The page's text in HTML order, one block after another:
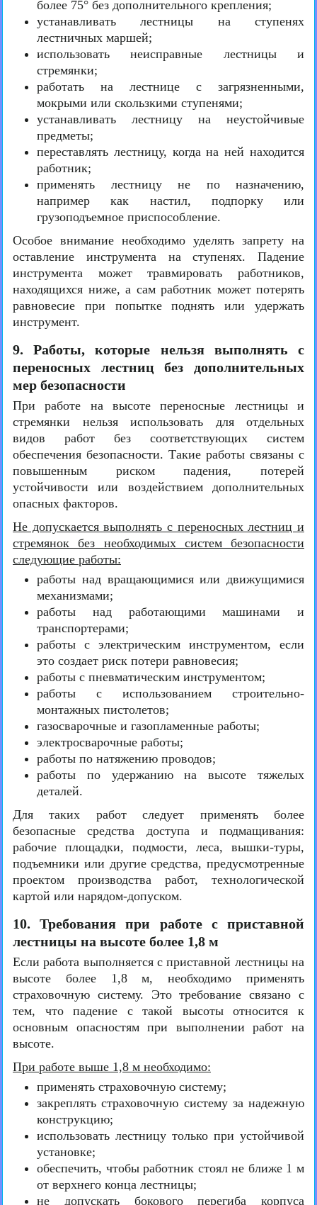
более 75° без дополнительного крепления;
устанавливать лестницы на ступенях
лестничных маршей;
использовать неисправные лестницы и
стремянки;
работать на лестнице с загрязненными,
мокрыми или скользкими ступенями;
устанавливать лестницу на неустойчивые
предметы;
переставлять лестницу, когда на ней находится
работник;
применять лестницу не по назначению,
например как настил, подпорку или
грузоподъемное приспособление.
Особое внимание необходимо уделять запрету на
оставление инструмента на ступенях. Падение
инструмента может травмировать работников,
находящихся ниже, а сам работник может потерять
равновесие при попытке поднять или удержать
инструмент.
9. Работы, которые нельзя выполнять с
переносных лестниц без дополнительных
мер безопасности
При работе на высоте переносные лестницы и
стремянки нельзя использовать для отдельных
видов работ без соответствующих систем
обеспечения безопасности. Такие работы связаны с
повышенным риском падения, потерей
устойчивости или воздействием дополнительных
опасных факторов.
Не допускается выполнять с переносных лестниц и
стремянок без необходимых систем безопасности
следующие работы:
работы над вращающимися или движущимися
механизмами;
работы над работающими машинами и
транспортерами;
работы с электрическим инструментом, если
это создает риск потери равновесия;
работы с пневматическим инструментом;
работы с использованием строительно-
монтажных пистолетов;
газосварочные и газопламенные работы;
электросварочные работы;
работы по натяжению проводов;
работы по удержанию на высоте тяжелых
деталей.
Для таких работ следует применять более
безопасные средства доступа и подмащивания:
рабочие площадки, подмости, леса, вышки-туры,
подъемники или другие средства, предусмотренные
проектом производства работ, технологической
картой или нарядом-допуском.
10. Требования при работе с приставной
лестницы на высоте более 1,8 м
Если работа выполняется с приставной лестницы на
высоте более 1,8 м, необходимо применять
страховочную систему. Это требование связано с
тем, что падение с такой высоты относится к
основным опасностям при выполнении работ на
высоте.
При работе выше 1,8 м необходимо:
применять страховочную систему;
закреплять страховочную систему за надежную
конструкцию;
использовать лестницу только при устойчивой
установке;
обеспечить, чтобы работник стоял не ближе 1 м
от верхнего конца лестницы;
не допускать бокового перегиба корпуса